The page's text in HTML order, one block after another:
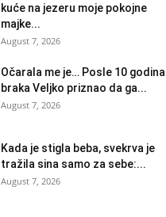
kuće na jezeru moje pokojne
majke...
August 7, 2026
Očarala me je… Posle 10 godina
braka Veljko priznao da ga...
August 7, 2026
Kada je stigla beba, svekrva je
tražila sina samo za sebe:...
August 7, 2026